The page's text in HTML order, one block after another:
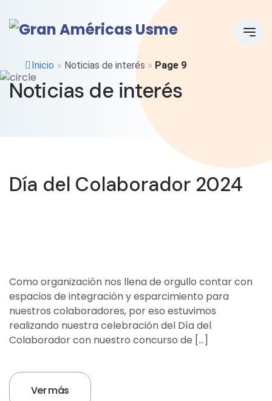
Inicio » Noticias de interés » Page 9
Noticias de interés
Día del Colaborador 2024
Como organización nos llena de orgullo contar con
espacios de integración y esparcimiento para
nuestros colaboradores, por eso estuvimos
realizando nuestra celebración del Día del
Colaborador con nuestro concurso de […]
Ver más